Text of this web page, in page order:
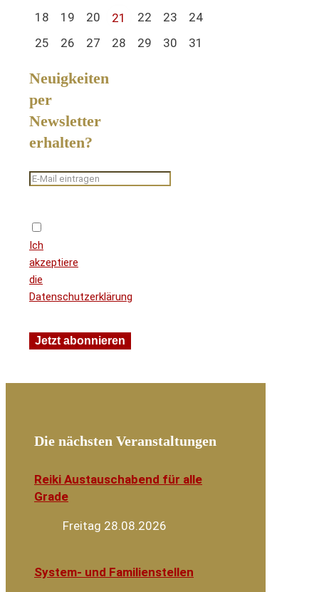
18
19 20 21 22 23
24
25
26 27 28 29 30 31
Neuigkeiten
per
Newsletter
erhalten?
Ich
akzeptiere
die
Datenschutzerklärung
Die nächsten Veranstaltungen
Reiki Austauschabend für alle
Grade
Freitag 28.08.2026
System- und Familienstellen